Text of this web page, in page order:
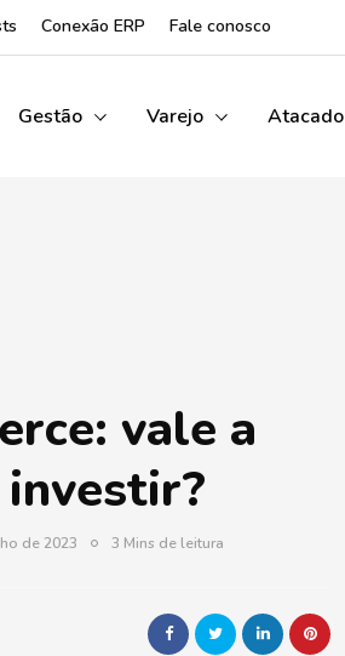
Conexão ERP Fale conosco
Gestão Varejo Atacado
vale a
investir?
de 2023 3 Mins de leitura